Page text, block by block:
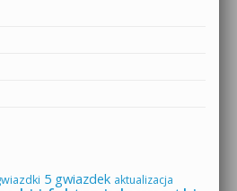
5 gwiazdek aktualizacja